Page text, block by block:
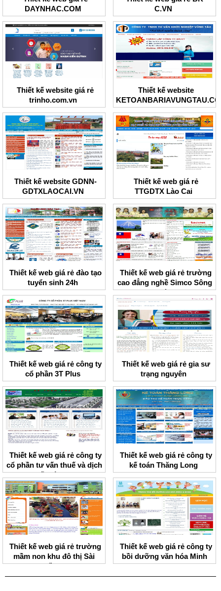
DAYNHAC.COM
C.VN
Thiết kế website giá rẻ
trinho.com.vn
Thiết kế website
Thiết kế website GDNN-
GDTXLAOCAI.VN
Thiết kế web giá rẻ
TTGDTX Lào Cai
Thiết kế web giá rẻ đào tạo
tuyển sinh 24h
Thiết kế web giá rẻ trường
cao đẳng nghề Simco Sông
Đà
Thiết kế web giá rẻ công ty
cổ phần 3T Plus
Thiết kế web giá rẻ gia sư
trạng nguyên
Thiết kế web giá rẻ công ty
cổ phần tư vấn thuế và dịch
vụ kế toán PMC
Thiết kế web giá rẻ công ty
kế toán Thăng Long
Thiết kế web giá rẻ trường
mầm non khu đô thị Sài
Đồng
Thiết kế web giá rẻ công ty
bồi dưỡng văn hóa Minh
Minh